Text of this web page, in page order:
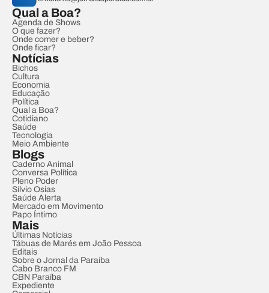
Qual a Boa?
Agenda de Shows
O que fazer?
Onde comer e beber?
Onde ficar?
Notícias
Bichos
Cultura
Economia
Educação
Política
Qual a Boa?
Cotidiano
Saúde
Tecnologia
Meio Ambiente
Blogs
Caderno Animal
Conversa Política
Pleno Poder
Sílvio Osias
Saúde Alerta
Mercado em Movimento
Papo Íntimo
Mais
Últimas Notícias
Tábuas de Marés em João Pessoa
Editais
Sobre o Jornal da Paraíba
Cabo Branco FM
CBN Paraíba
Expediente